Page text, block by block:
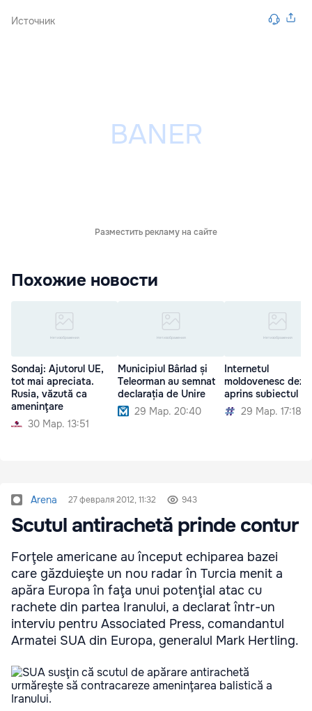
Источник
Разместить рекламу на сайте
Похожие новости
Sondaj: Ajutorul UE,
tot mai apreciata.
Rusia, văzută ca
ameninţare
30 Мар. 13:51
Municipiul Bârlad și
Teleorman au semnat
declarația de Unire
29 Мар. 20:40
Internetul
moldovenesc
aprins subiectul
29 Мар. 17:18
Arena 27 февраля 2012, 11:32 943
Scutul antirachetă prinde contur
Forţele americane au început echiparea bazei
care găzduieşte un nou radar în Turcia menit a
apăra Europa în faţa unui potenţial atac cu
rachete din partea Iranului, a declarat într-un
interviu pentru Associated Press, comandantul
Armatei SUA din Europa, generalul Mark Hertling.